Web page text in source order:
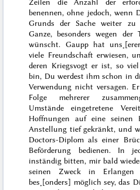
benennen, ohne jedoch, wenn
Grunds der Sache weiter zu
Ganze, besonders wegen der
wünscht. Gaupp hat
viele Freundschaft erwiesen,
deren Kriegsvogt er ist, so
bin, Du werdest ihm schon in
Verwendung nicht versagen.
Folge mehrerer
Umstände eingetretene
Hoffnungen auf eine seinen
Anstellung tief gekränkt, und
Doctors-Diplom als einer
Beförderung bedienen. In
inständig bitten, mir bald
seinen Zweck in Erlangen
bes˖[onders] möglich sey, das